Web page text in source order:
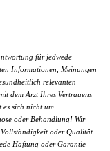
für jedwede
Informationen, Meinungen
relevanten
dem Arzt Ihres Vertrauens
es sich nicht um
oder Behandlung! Wir
oder Qualität
Haftung oder Garantie